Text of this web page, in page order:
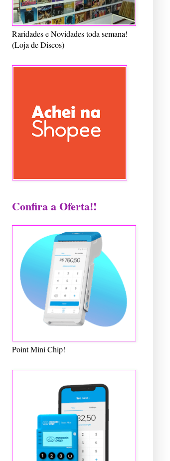
Raridades e Novidades toda semana!
(Loja de Discos)
Confira a Oferta!!
Point Mini Chip!